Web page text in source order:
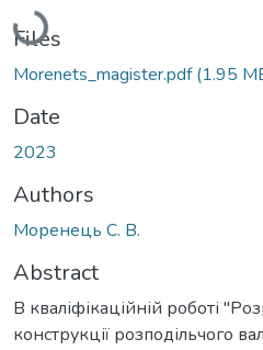
Files
Morenets_magister.pdf(1.95
Date
2023
Authors
Моренець С. В.
Abstract
В кваліфікаційній роботі
конструкції розподільчого